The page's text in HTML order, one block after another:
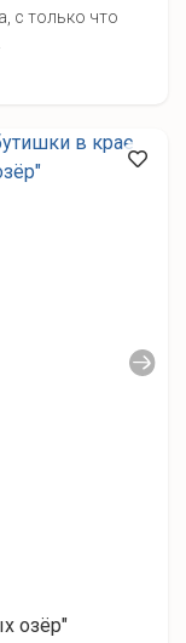
с только что
озёр"